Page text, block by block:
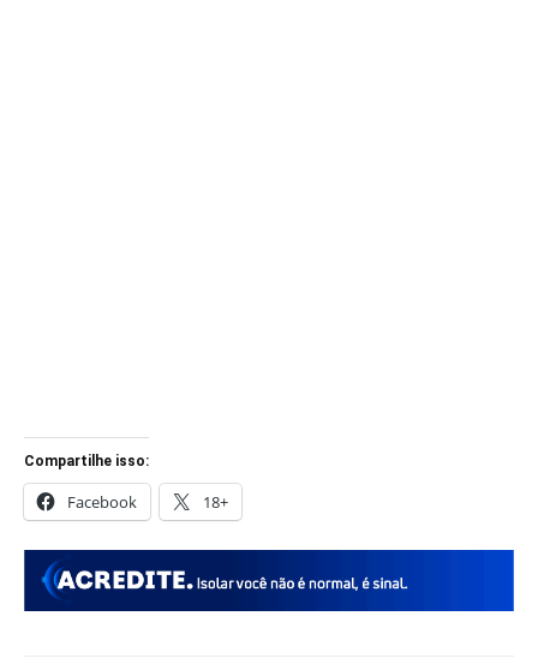
Compartilhe isso:
Facebook 18+